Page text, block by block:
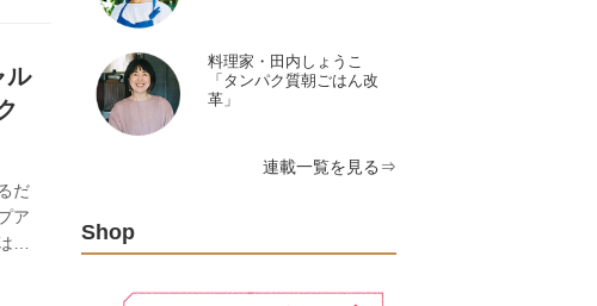
ル
だ
ア
、
料理家・田内しょうこ
「タンパク質朝ごはん改
革」
連載一覧を見る⇒
Shop